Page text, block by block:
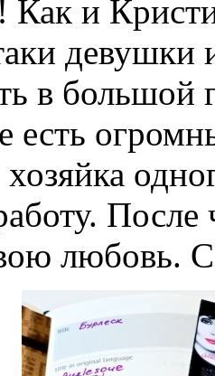
Как и
девушки
в большой
хозяйка
любовь.